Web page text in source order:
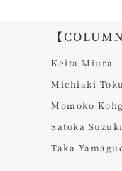
【COLUMN
Keita Miura
Michiaki
Momoko
Satoka Suzuki
Taka